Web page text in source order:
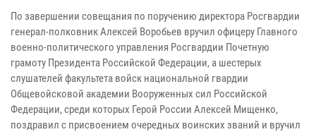
По завершении совещания по поручению директора Росгвардии
генерал-полковник Алексей Воробьев вручил офицеру Главного
военно-политического управления Росгвардии Почетную
грамоту Президента Российской Федерации, а шестерых
слушателей факультета войск национальной гвардии
Общевойсковой академии Вооруженных сил Российской
Федерации, среди которых Герой России Алексей Мищенко,
поздравил с присвоением очередных воинских званий и вручил